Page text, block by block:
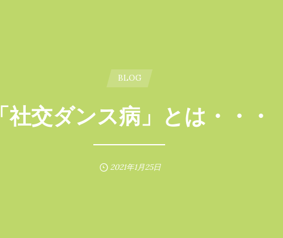
BLOG
「社交ダンス病」とは・・・
2021年1月25日